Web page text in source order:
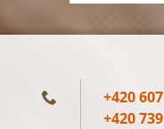
+420
+420